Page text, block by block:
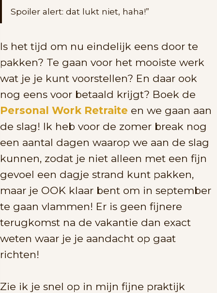
Spoiler alert: dat lukt niet, haha!”
Is het tijd om nu eindelijk eens door te
pakken? Te gaan voor het mooiste werk
wat je je kunt voorstellen? En daar ook
nog eens voor betaald krijgt? Boek de
Personal Work Retraite en we gaan aan
de slag! Ik heb voor de zomer break nog
een aantal dagen waarop we aan de slag
kunnen, zodat je niet alleen met een fijn
gevoel een dagje strand kunt pakken,
maar je OOK klaar bent om in september
te gaan vlammen! Er is geen fijnere
terugkomst na de vakantie dan exact
weten waar je je aandacht op gaat
richten!
Zie ik je snel op in mijn fijne praktijk